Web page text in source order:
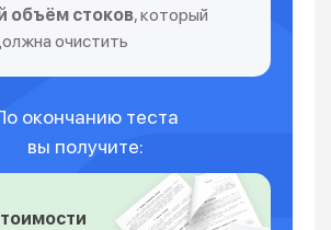
объём стоков, который
очистить
окончанию теста
вы получите: